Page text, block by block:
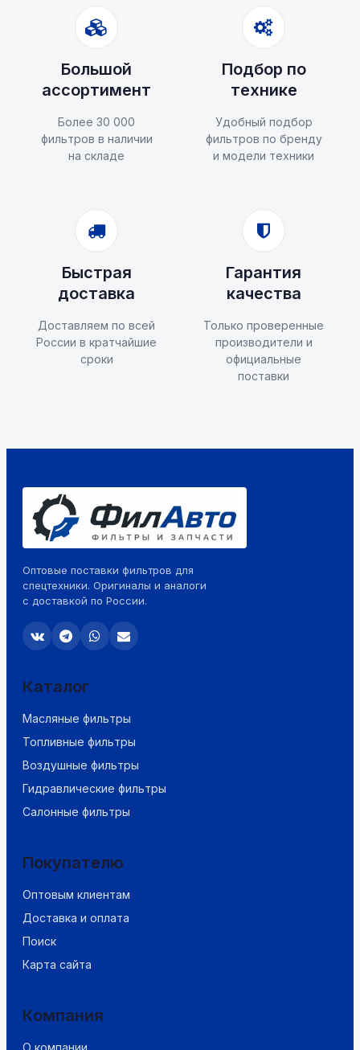
Большой
ассортимент
Более 30 000
фильтров в наличии
на складе
Подбор по
технике
Удобный подбор
фильтров по бренду
и модели техники
Быстрая
доставка
Доставляем по всей
России в кратчайшие
сроки
Гарантия
качества
Только проверенные
производители и
официальные
поставки
Оптовые поставки фильтров для
спецтехники. Оригиналы и аналоги
с доставкой по России.
Каталог
Масляные фильтры
Топливные фильтры
Воздушные фильтры
Гидравлические фильтры
Салонные фильтры
Покупателю
Оптовым клиентам
Доставка и оплата
Поиск
Карта сайта
Компания
О компании